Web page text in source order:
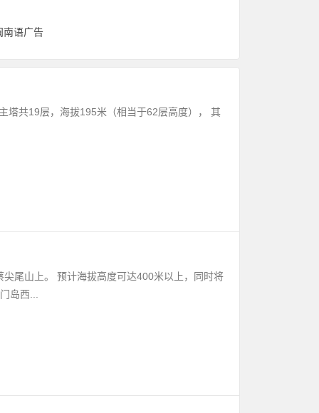
南语广告
塔共19层，海拔195米（相当于62层高度）， 其
尾山上。 预计海拔高度可达400米以上，同时将
岛西...